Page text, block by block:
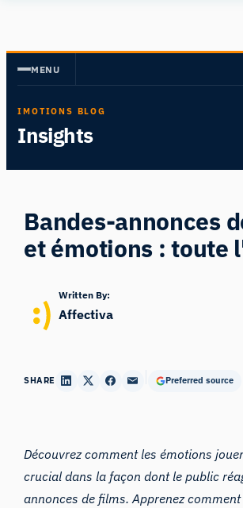
contenu
MENU
IMOTIONS BLOG
Insights
Bandes-annonces
et émotions : toute
Written By:
Affectiva
SHARE Preferred source
Découvrez comment les émotions
crucial dans la façon dont le public
annonces de films. Apprenez